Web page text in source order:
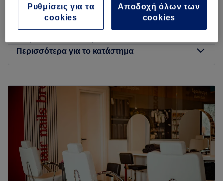
50 λεπτά
από € 28
Περισσότερα για το κατάστημα
Τρίτη
21:00
Τετάρτη
Πέμπτη
09:00–21:00
Παρασκευή
09:00–21:00
Σάββατο
09:00–15:00
Κυριακή
Κλειστό
Η περιποίηση, ειδικά των χεριών, είναι αυτό που κάνει την
Αποδοχή όλων των
cookies
Ρυθμίσεις για τα
cookies